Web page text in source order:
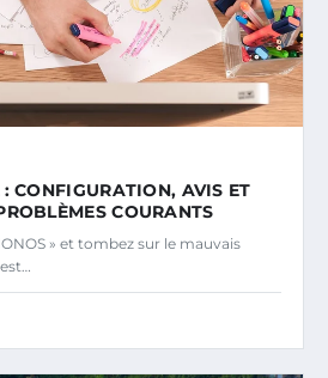
CONFIGURATION, AVIS ET
COURANTS
» et tombez sur le mauvais